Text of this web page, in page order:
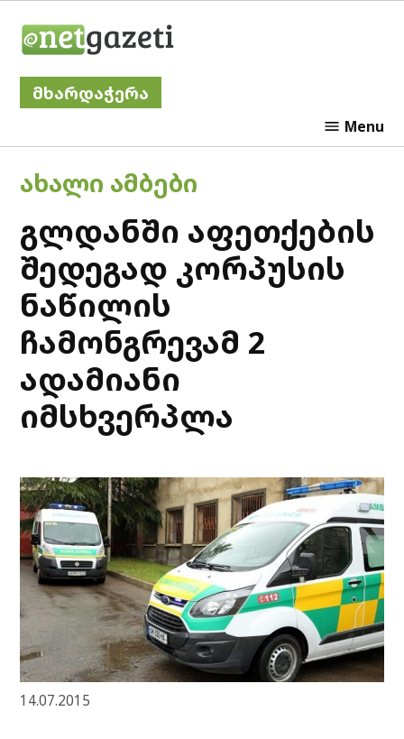
მხარდაჭერა
Menu
POSTED
ᲐᲮᲐᲚᲘ ᲐᲛᲑᲔᲑᲘ
გლდანში აფეთქების
შედეგად კორპუსის
ნაწილის
ჩამონგრევამ 2
ადამიანი
იმსხვერპლა
14.07.2015